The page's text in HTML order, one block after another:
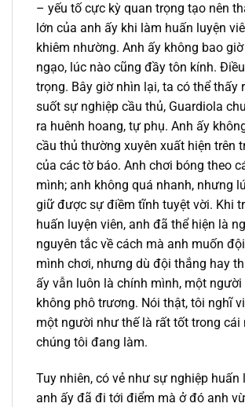
– yếu tố cực kỳ quan trọng tạo nên
lớn của anh ấy khi làm huấn luyện
khiêm nhường. Anh ấy không bao
ngạo, lúc nào cũng đầy tôn kính.
trọng. Bây giờ nhìn lại, ta có thể thấy
suốt sự nghiệp cầu thủ, Guardiola
ra huênh hoang, tự phụ. Anh ấy
cầu thủ thường xuyên xuất hiện trên
của các tờ báo. Anh chơi bóng theo
mình; anh không quá nhanh, nhưng
giữ được sự điềm tĩnh tuyệt vời. Khi
huấn luyện viên, anh đã thể hiện là
nguyên tắc về cách mà anh muốn
mình chơi, nhưng dù đội thắng hay
ấy vẫn luôn là chính mình, một người
không phô trương. Nói thật, tôi nghĩ
một người như thế là rất tốt trong cái
chúng tôi đang làm.
Tuy nhiên, có vẻ như sự nghiệp huấn
anh ấy đã đi tới điểm mà ở đó anh